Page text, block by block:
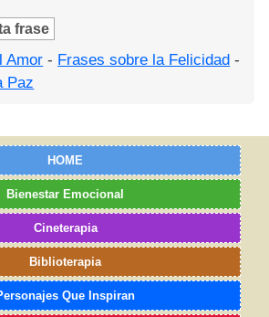
frase
Amor - Frases sobre la Felicidad -
Paz
HOME
Bienestar Emocional
Cineterapia
Biblioterapia
Que Inspiran